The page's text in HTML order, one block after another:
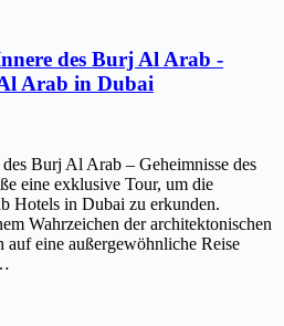
des Burj Al Arab -
Arab in Dubai
Burj Al Arab – Geheimnisse des
eine exklusive Tour, um die
Hotels in Dubai zu erkunden.
Wahrzeichen der architektonischen
eine außergewöhnliche Reise